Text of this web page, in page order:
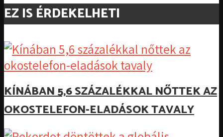
EZ IS ÉRDEKELHETI
KÍNÁBAN 5,6 SZÁZALÉKKAL NŐTTEK AZ
OKOSTELEFON-ELADÁSOK TAVALY